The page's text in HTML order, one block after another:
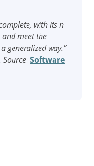
with its n
meet the
generalized way.”
Source: Software